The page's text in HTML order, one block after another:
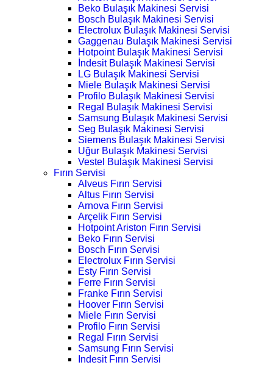
Beko Bulaşık Makinesi Servisi
Bosch Bulaşık Makinesi Servisi
Electrolux Bulaşık Makinesi Servisi
Gaggenau Bulaşık Makinesi Servisi
Hotpoint Bulaşık Makinesi Servisi
İndesit Bulaşık Makinesi Servisi
LG Bulaşık Makinesi Servisi
Miele Bulaşık Makinesi Servisi
Profilo Bulaşık Makinesi Servisi
Regal Bulaşık Makinesi Servisi
Samsung Bulaşık Makinesi Servisi
Seg Bulaşık Makinesi Servisi
Siemens Bulaşık Makinesi Servisi
Uğur Bulaşık Makinesi Servisi
Vestel Bulaşık Makinesi Servisi
Fırın Servisi
Alveus Fırın Servisi
Altus Fırın Servisi
Arnova Fırın Servisi
Arçelik Fırın Servisi
Hotpoint Ariston Fırın Servisi
Beko Fırın Servisi
Bosch Fırın Servisi
Electrolux Fırın Servisi
Esty Fırın Servisi
Ferre Fırın Servisi
Franke Fırın Servisi
Hoover Fırın Servisi
Miele Fırın Servisi
Profilo Fırın Servisi
Regal Fırın Servisi
Samsung Fırın Servisi
Indesit Fırın Servisi